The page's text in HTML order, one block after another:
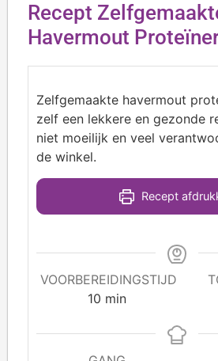
Recept
Havermout
Zelfgemaakte havermout
zelf een lekkere en gezonde
niet moeilijk en veel
de winkel.
Recept
VOORBEREIDINGSTIJD
10 min